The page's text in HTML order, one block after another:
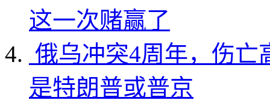
这一次赌赢了
俄乌冲突4周年，伤亡
是特朗普或普京